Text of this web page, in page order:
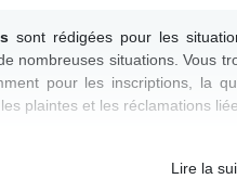
sont rédigées pour les
nombreuses situations. Vous
pour les inscriptions, la
, les plaintes et les réclamations
Lire la